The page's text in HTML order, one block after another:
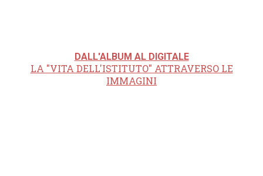
DALL'ALBUM AL DIGITALE
LA "VITA DELL'ISTITUTO" ATTRAVERSO LE
IMMAGINI